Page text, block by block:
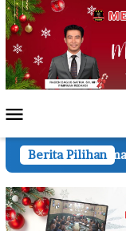
Loncat
ke
konten
Mobile
Berita Pilihan
Polsek Pkl Kerinci